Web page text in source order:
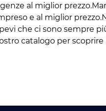
al miglior
e al miglior
che ci sono sempre
catalogo per